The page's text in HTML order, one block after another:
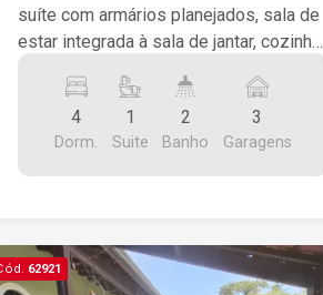
suíte com armários planejados, sala de
estar integrada à sala de jantar, cozinha
àrea de serviço, àrea gourmet com
churrasqueira, 3 vagas de garagem
sendo 2 cobertas e um quintal bem
numa rua tranquila, com muita área
verde. Aceita permuta por casa de
4
Dorm.
1
Suite
2
Banho
3
Garagens
62921